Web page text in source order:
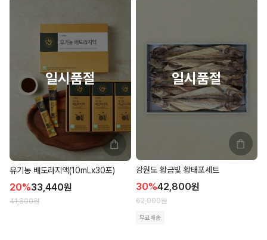
유기농 배도라지액(10mLx30포)
20%33,440원
41,800원
강원도 황금빛 황태포세트
30%42,800원
62,000원
무료배송